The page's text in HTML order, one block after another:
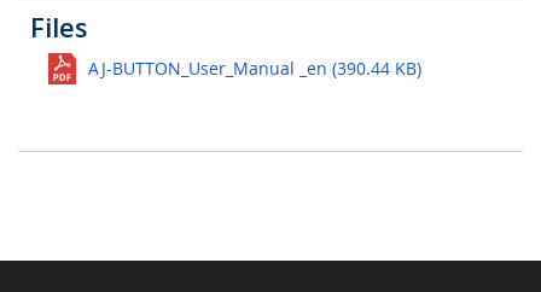
Files
AJ-BUTTON_User_Manual _en (390.44 KB)